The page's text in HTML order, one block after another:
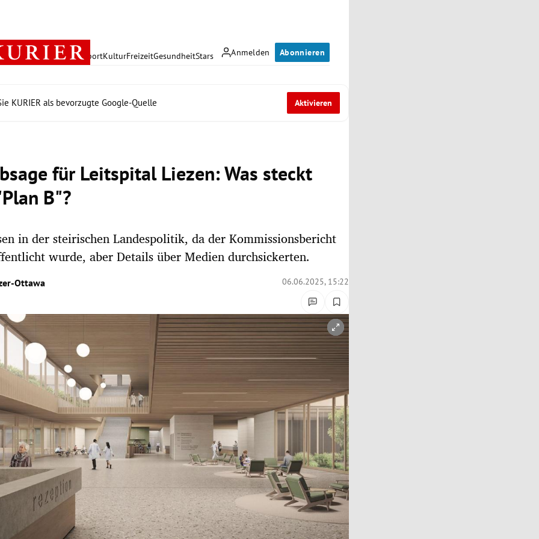
Anmelden Abonnieren
PolitikWirtschaft SportKulturFreizeitGesundheitStars
KURIER als bevorzugte Google-Quelle Aktivieren
für Leitspital Liezen: Was steckt
B"?
in der steirischen Landespolitik, da der Kommissionsbericht
wurde, aber Details über Medien durchsickerten.
Ottawa 06.06.2025, 15:22
öffnen/schließen